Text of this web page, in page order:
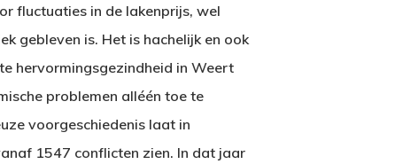
fluctuaties in de lakenprijs, wel
gebleven is. Het is hachelijk en ook
hervormingsgezindheid in Weert
problemen alléén toe te
voorgeschiedenis laat in
1547 conflicten zien. In dat jaar